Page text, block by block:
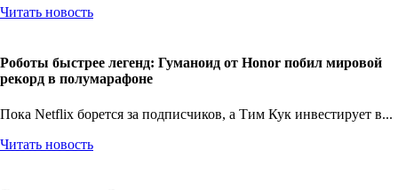
Читать новость
Роботы быстрее легенд: Гуманоид от Honor побил мировой
рекорд в полумарафоне
Пока Netflix борется за подписчиков, а Тим Кук инвестирует в...
Читать новость